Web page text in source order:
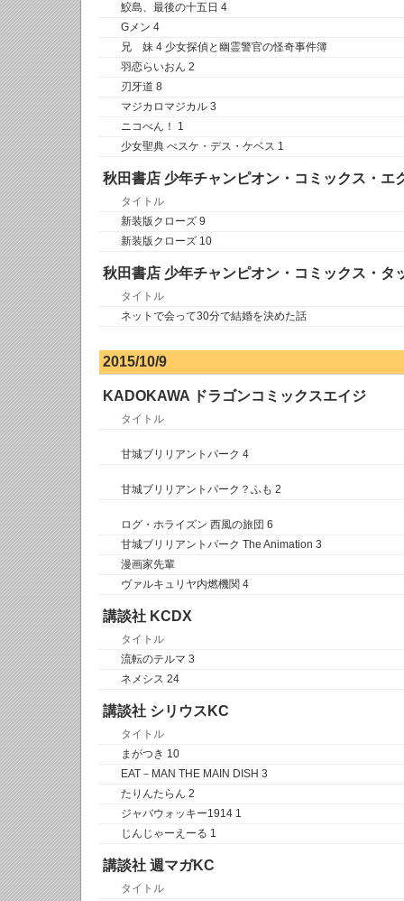
鮫島、最後の十五日 4
Gメン 4
兄 妹 4 少女探偵と幽霊警官の怪奇事件簿
羽恋らいおん 2
刃牙道 8
マジカロマジカル 3
ニコべん！ 1
少女聖典 べスケ・デス・ケベス 1
秋田書店 少年チャンピオン・コミックス・エ
タイトル
新装版クローズ 9
新装版クローズ 10
秋田書店 少年チャンピオン・コミックス・タ
タイトル
ネットで会って30分で結婚を決めた話
2015/10/9
KADOKAWA ドラゴンコミックスエイジ
タイトル
甘城ブリリアントパーク 4
甘城ブリリアントパーク？ふも 2
ログ・ホライズン 西風の旅団 6
甘城ブリリアントパーク The Animation 3
漫画家先輩
ヴァルキュリヤ内燃機関 4
講談社 KCDX
タイトル
流転のテルマ 3
ネメシス 24
講談社 シリウスKC
タイトル
まがつき 10
EAT－MAN THE MAIN DISH 3
たりんたらん 2
ジャバウォッキー1914 1
じんじゃーえーる 1
講談社 週マガKC
タイトル